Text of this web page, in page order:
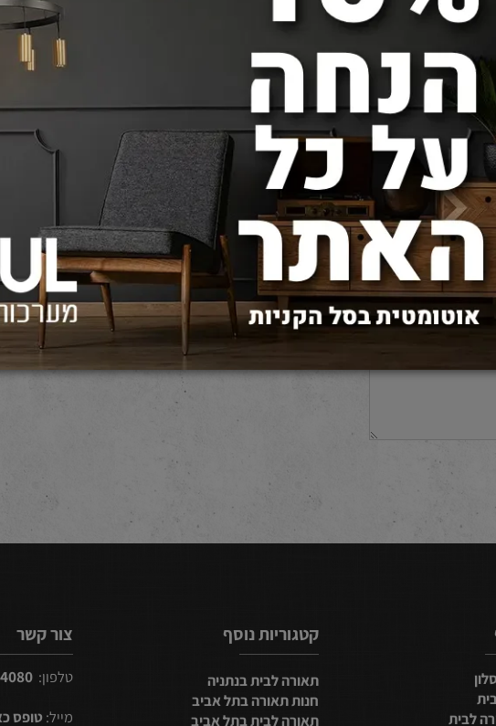
מנורת תלייה ROLAN 7W דגם 3703-330
מחיר באתר: ₪450
פרטים נוספים הוסף לסל
מחיר באתר:
פרטים נוספים
קטגוריות נוסף